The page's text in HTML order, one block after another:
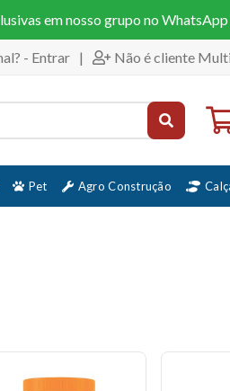
em nosso grupo no WhatsApp
- Entrar | Não é cliente
Pet Agro Construção